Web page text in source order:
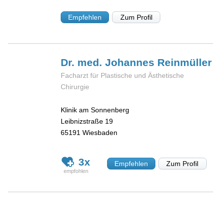
Empfehlen Zum Profil
Dr. med. Johannes Reinmüller
Facharzt für Plastische und Ästhetische
Chirurgie
Klinik am Sonnenberg
Leibnizstraße 19
65191 Wiesbaden
3x Empfehlen Zum Profil